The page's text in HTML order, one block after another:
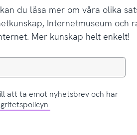
du läsa mer om våra olika
Internetmuseum och
Mer kunskap helt enkelt!
att ta emot nyhetsbrev och har